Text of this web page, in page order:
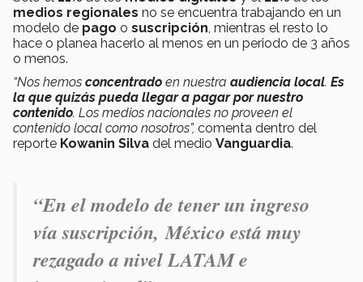
medios regionales no se encuentra trabajando en un
modelo de pago o suscripción, mientras el resto lo
hace o planea hacerlo al menos en un periodo de 3 años
o menos.
“Nos hemos concentrado en nuestra audiencia local. Es
la que quizás pueda llegar a pagar por nuestro
contenido. Los medios nacionales no proveen el
contenido local como nosotros”, comenta dentro del
reporte Kowanin Silva del medio Vanguardia.
“En el modelo de tener un ingreso
vía suscripción, México está muy
rezagado a nivel LATAM e